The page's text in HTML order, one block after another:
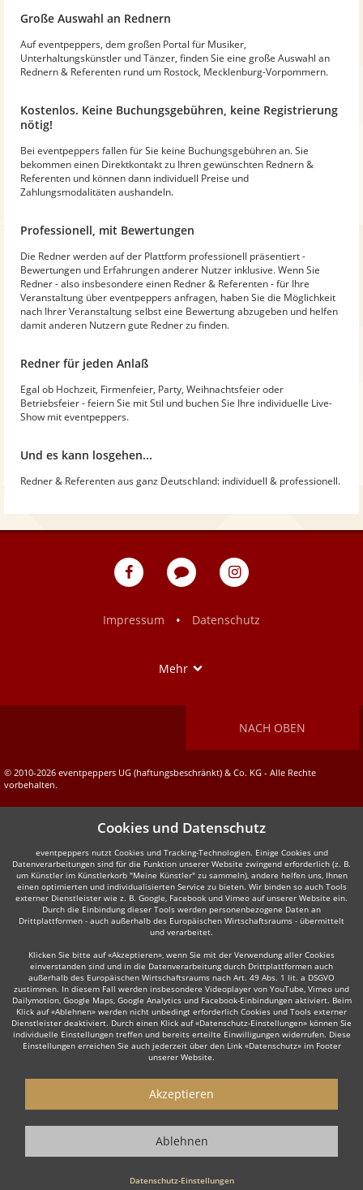
Große Auswahl an Rednern
Auf eventpeppers, dem großen Portal für Musiker,
Unterhaltungskünstler und Tänzer, finden Sie eine große Auswahl an
Rednern & Referenten rund um Rostock, Mecklenburg-Vorpommern.
Kostenlos. Keine Buchungsgebühren, keine Registrierung
nötig!
Bei eventpeppers fallen für Sie keine Buchungsgebühren an. Sie
bekommen einen Direktkontakt zu Ihren gewünschten Rednern &
Referenten und können dann individuell Preise und
Zahlungsmodalitäten aushandeln.
Professionell, mit Bewertungen
Die Redner werden auf der Plattform professionell präsentiert -
Bewertungen und Erfahrungen anderer Nutzer inklusive. Wenn Sie
Redner - also insbesondere einen Redner & Referenten - für Ihre
Veranstaltung über eventpeppers anfragen, haben Sie die Möglichkeit
nach Ihrer Veranstaltung selbst eine Bewertung abzugeben und helfen
damit anderen Nutzern gute Redner zu finden.
Redner für jeden Anlaß
Egal ob Hochzeit, Firmenfeier, Party, Weihnachtsfeier oder
Betriebsfeier - feiern Sie mit Stil und buchen Sie Ihre individuelle Live-
Show mit eventpeppers.
Und es kann losgehen...
Redner & Referenten aus ganz Deutschland: individuell & professionell.
eventpeppers
Blog
eventpeppers
Impressum
• Datenschutz
Mehr
NACH OBEN
© 2010-2026 eventpeppers UG (haftungsbeschränkt) & Co. KG - Alle Rechte
vorbehalten.
Cookies und Datenschutz
eventpeppers nutzt Cookies und Tracking-Technologien. Einige Cookies und
Datenverarbeitungen sind für die Funktion unserer Website zwingend erforderlich (z. B.
um Künstler im Künstlerkorb "Meine Künstler" zu sammeln), andere helfen uns, Ihnen
einen optimierten und individualisierten Service zu bieten. Wir binden so auch Tools
externer Dienstleister wie z. B. Google, Facebook und Vimeo auf unserer Website ein.
Durch die Einbindung dieser Tools werden personenbezogene Daten an
Drittplattformen - auch außerhalb des Europäischen Wirtschaftsraums - übermittelt
und verarbeitet.
Klicken Sie bitte auf «Akzeptieren», wenn Sie mit der Verwendung aller Cookies
einverstanden sind und in die Datenverarbeitung durch Drittplattformen auch
außerhalb des Europäischen Wirtschaftsraums nach Art. 49 Abs. 1 lit. a DSGVO
zustimmen. In diesem Fall werden insbesondere Videoplayer von YouTube, Vimeo und
Dailymotion, Google Maps, Google Analytics und Facebook-Einbindungen aktiviert. Beim
Klick auf «Ablehnen» werden nicht unbedingt erforderlich Cookies und Tools externer
Dienstleister deaktiviert. Durch einen Klick auf «Datenschutz-Einstellungen» können Sie
individuelle Einstellungen treffen und bereits erteilte Einwilligungen widerrufen. Diese
Einstellungen erreichen Sie auch jederzeit über den Link «Datenschutz» im Footer
unserer Website.
Datenschutz-Einstellungen
Akzeptieren
Ablehnen